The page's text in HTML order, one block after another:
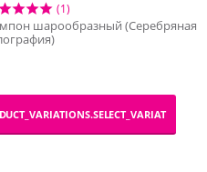
(1)
шарообразный (Серебряная